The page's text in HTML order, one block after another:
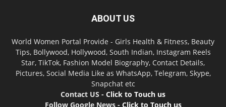
ABOUT US
World Women Portal Provide - Girls Health & Fitness, Beauty
Tips, Bollywood, Hollywood, South Indian, Instagram Reels
Star, TikTok, Fashion Model Biography, Contact Details,
Pictures, Social Media Like as WhatsApp, Telegram, Skype,
Snapchat etc
Contact US - Click to Touch us
Follow Google News - Click to Touch us